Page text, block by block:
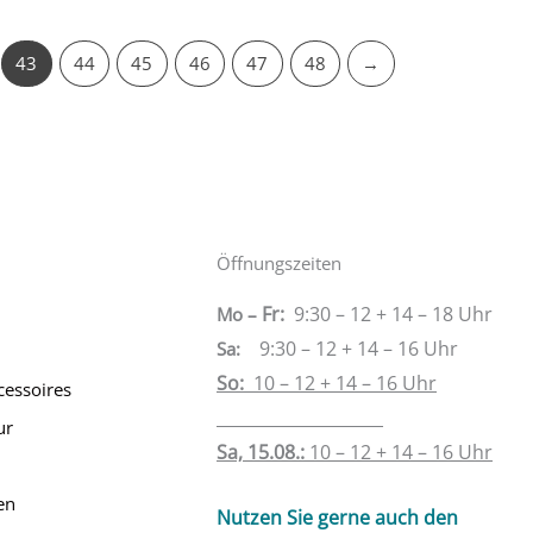
43 44 45 46 47 48 →
Öffnungszeiten
Mo – Fr: 9:30 – 12 + 14 – 18 Uhr
Sa: 9:30 – 12 + 14 – 16 Uhr
So: 10 – 12 + 14 – 16 Uhr
Sa, 15.08.: 10 – 12 + 14 – 16 Uhr
Nutzen Sie gerne auch den